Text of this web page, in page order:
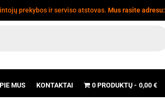
prekybos ir serviso atstovas. Mus rasite adresu:
MUS KONTAKTAI 0 PRODUKTŲ 0,00 €